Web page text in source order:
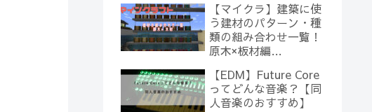
【Minecraft】
【マイクラ】建築に使
う建材のパターン・種
類の組み合わせ一覧！
原木×板材編
【EDM】Future Core
ってどんな音楽？【同
人音楽のおすすめ】